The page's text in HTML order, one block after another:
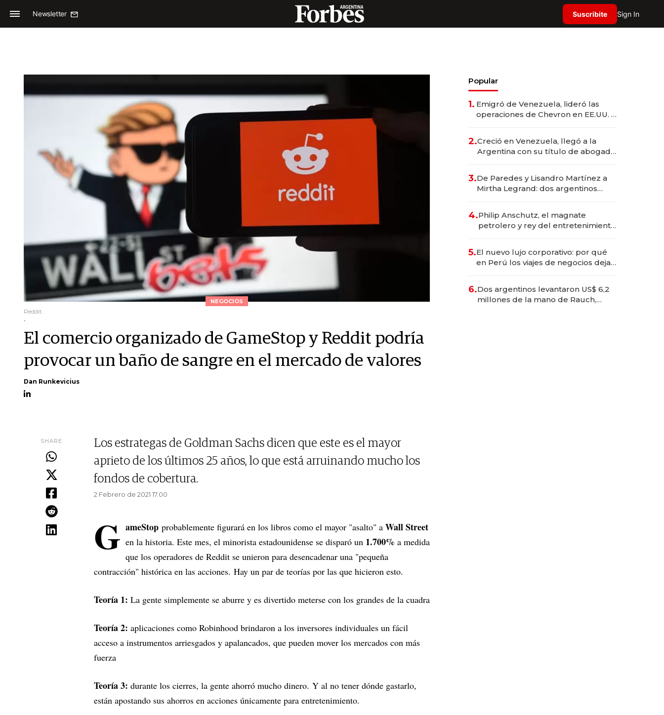
Newsletter Suscribite Sign In
NEGOCIOS
Reddit.
.
El comercio organizado de GameStop y Reddit podría
provocar un baño de sangre en el mercado de valores
Dan Runkevicius
SHARE
Los estrategas de Goldman Sachs dicen que este es el mayor
aprieto de los últimos 25 años, lo que está arruinando mucho los
fondos de cobertura.
2 Febrero de 2021 17.00
G ameStop probablemente figurará en los libros como el mayor "asalto" a Wall Street
en la historia. Este mes, el minorista estadounidense se disparó un 1.700% a medida
que los operadores de Reddit se unieron para desencadenar una "pequeña
contracción" histórica en las acciones. Hay un par de teorías por las que hicieron esto.
Teoría 1: La gente simplemente se aburre y es divertido meterse con los grandes de la cuadra
Teoría 2: aplicaciones como Robinhood brindaron a los inversores individuales un fácil
acceso a instrumentos arriesgados y apalancados, que pueden mover los mercados con más
fuerza
Teoría 3: durante los cierres, la gente ahorró mucho dinero. Y al no tener dónde gastarlo,
están apostando sus ahorros en acciones únicamente para entretenimiento.
Popular
1. Emigró de Venezuela, lideró las
operaciones de Chevron en EE.UU. y
2.Creció en Venezuela, llegó a la
Argentina con su título de abogado
marcas "fast premium"
3.De Paredes y Lisandro Martínez a
Mirtha Legrand: dos argentinos
4.Philip Anschutz, el magnate
petrolero y rey del entretenimiento
5.El nuevo lujo corporativo: por qué
en Perú los viajes de negocios dejan
en experiencias transformadoras
6.Dos argentinos levantaron US$ 6,2
millones de la mano de Rauch,